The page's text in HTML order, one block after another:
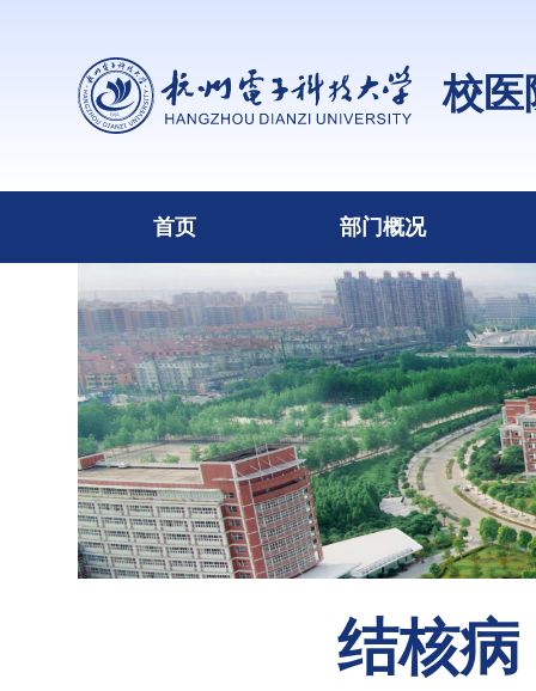
校医
首页 部门概况
结核